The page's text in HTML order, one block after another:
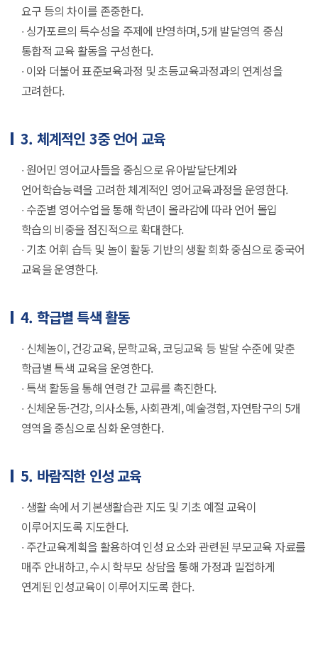
요구 등의 차이를 존중한다.
∙ 싱가포르의 특수성을 주제에 반영하며, 5개 발달영역 중심
통합적 교육 활동을 구성한다.
∙ 이와 더불어 표준보육과정 및 초등교육과정과의 연계성을
고려한다.
3. 체계적인 3중 언어 교육
∙ 원어민 영어교사들을 중심으로 유아발달단계와
언어학습능력을 고려한 체계적인 영어교육과정을 운영한다.
∙ 수준별 영어수업을 통해 학년이 올라감에 따라 언어 몰입
학습의 비중을 점진적으로 확대한다.
∙ 기초 어휘 습득 및 놀이 활동 기반의 생활 회화 중심으로 중국어
교육을 운영한다.
4. 학급별 특색 활동
∙ 신체놀이, 건강교육, 문학교육, 코딩교육 등 발달 수준에 맞춘
학급별 특색 교육을 운영한다.
∙ 특색 활동을 통해 연령 간 교류를 촉진한다.
∙ 신체운동·건강, 의사소통, 사회관계, 예술경험, 자연탐구의 5개
영역을 중심으로 심화 운영한다.
5. 바람직한 인성 교육
∙ 생활 속에서 기본생활습관 지도 및 기초 예절 교육이
이루어지도록 지도한다.
∙ 주간교육계획을 활용하여 인성 요소와 관련된 부모교육 자료를
매주 안내하고, 수시 학부모 상담을 통해 가정과 밀접하게
연계된 인성교육이 이루어지도록 한다.